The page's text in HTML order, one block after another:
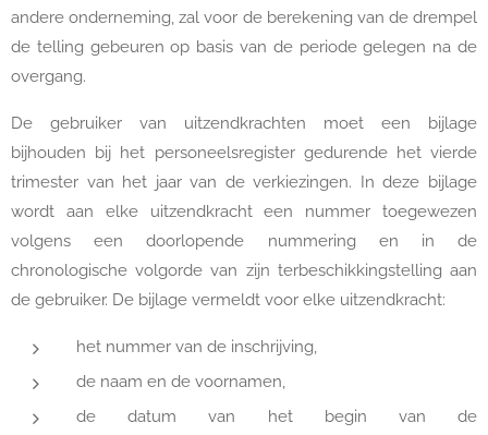
andere onderneming, zal voor de berekening van de drempel
de telling gebeuren op basis van de periode gelegen na de
overgang.
De gebruiker van uitzendkrachten moet een bijlage
bijhouden bij het personeelsregister gedurende het vierde
trimester van het jaar van de verkiezingen. In deze bijlage
wordt aan elke uitzendkracht een nummer toegewezen
volgens een doorlopende nummering en in de
chronologische volgorde van zijn terbeschikkingstelling aan
de gebruiker. De bijlage vermeldt voor elke uitzendkracht:
het nummer van de inschrijving,
de naam en de voornamen,
de datum van het begin van de